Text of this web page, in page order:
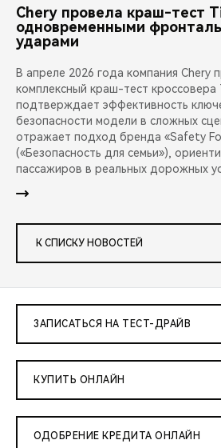
Chery провела краш-тест
одновременными
ударами
В апреле 2026 года компания Chery
комплексный краш-тест
подтверждает эффективность
безопасности модели в сложных
отражает подход бренда «Safety
(«Безопасность для семьи»),
пассажиров в реальных дорожных
К СПИСКУ НОВОСТЕЙ
ЗАПИСАТЬСЯ НА ТЕСТ-ДРАЙВ
КУПИТЬ ОНЛАЙН
ОДОБРЕНИЕ КРЕДИТА ОНЛАЙН